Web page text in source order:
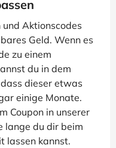
Aktionscodes
Geld. Wenn es
zu einem
du in dem
dieser etwas
einige Monate.
Coupon in unserer
lange du dir beim
lassen kannst.